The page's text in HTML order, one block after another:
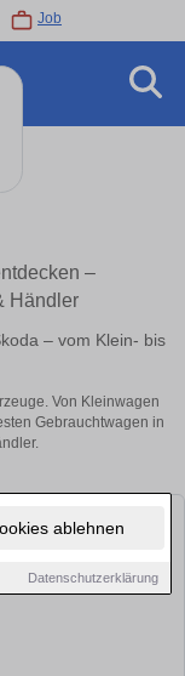
ablehnen
Datenschutzerklärung
Job
–
Händler
– vom Klein- bis
Von Kleinwagen
Gebrauchtwagen in